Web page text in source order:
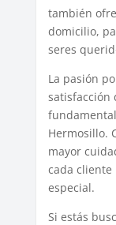
también
domicilio,
seres
La pasión
satisfacción
Hermosillo.
mayor
cada
especial.
Si estás